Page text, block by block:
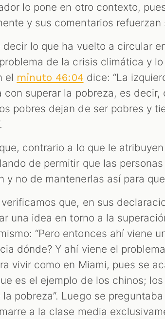
lo pone en otro contexto,
y sus comentarios refuerzan
decir lo que ha vuelto a circular
de la crisis climática y
el minuto 46:04 dice: “La
con superar la pobreza, es decir,
pobres dejan de ser pobres y
contrario a lo que le
de permitir que las
y no de mantenerlas así para
que, en sus
una idea en torno a la
“Pero entonces ahí viene
dónde? Y ahí viene el
vivir como en Miami, pues se
es el ejemplo de los chinos;
pobreza”. Luego se
a la clase media